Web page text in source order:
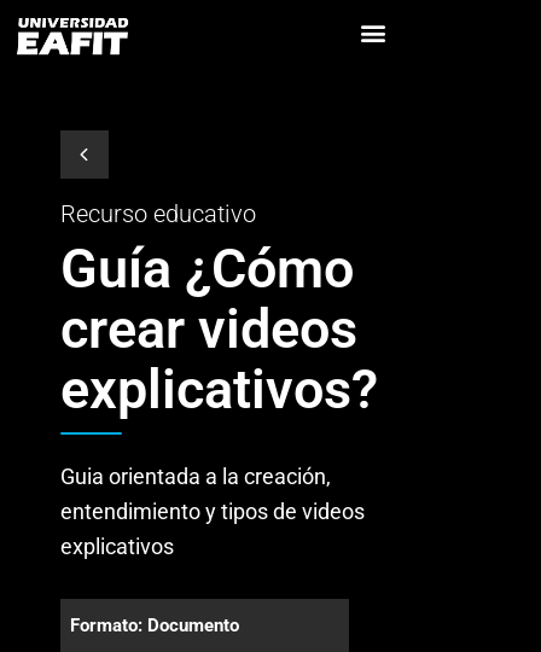
Recurso educativo
Guía ¿Cómo
crear videos
explicativos?
Guia orientada a la creación,
entendimiento y tipos de videos
explicativos
Formato: Documento